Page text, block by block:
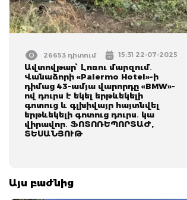
26653 դիտում 15:31 22-07-2025
Ավտովթար՝ Լոռու մարզում․
Վանաձորի «Palermo Hotel»-ի
դիմաց 43-ամյա վարորդը «BMW»-
ով դուրս է եկել երթևեկելի
գոտուց և գլխիվայր հայտնվել
երթևեկելի գոտուց դուրս․ կա
վիրավոր․ ՖՈՏՈՌԵՊՈՐՏԱԺ,
ՏԵՍԱՆՅՈՒԹ
Այս բաժնից